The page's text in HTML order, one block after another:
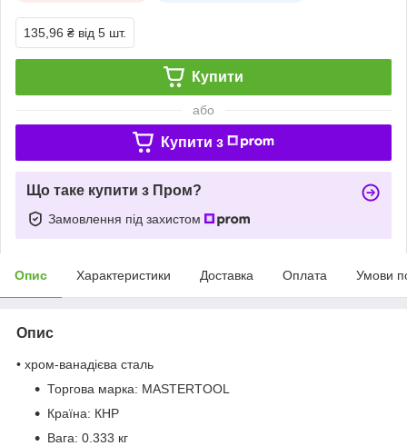
135,96 ₴ від 5 шт.
Купити
або
Купити з
Що таке купити з Пром?
Замовлення під захистом
Опис Характеристики Доставка Оплата Умови
Опис
• хром-ванадієва сталь
Торгова марка: MASTERTOOL
Країна: КНР
Вага: 0.333 кг